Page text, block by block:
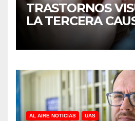
TRASTORNOS
LA TERCERA
DISCAPACIDAD
REVELA
AL AIRE NOTICIAS UAS